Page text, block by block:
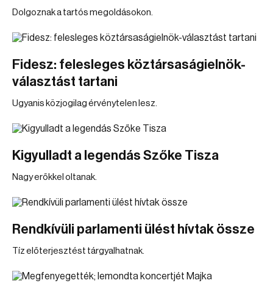
Dolgoznak a tartós megoldásokon.
Fidesz: felesleges köztársaságielnök-
választást tartani
Ugyanis közjogilag érvénytelen lesz.
Kigyulladt a legendás Szőke Tisza
Nagy erőkkel oltanak.
Rendkívüli parlamenti ülést hívtak össze
Tíz előterjesztést tárgyalhatnak.